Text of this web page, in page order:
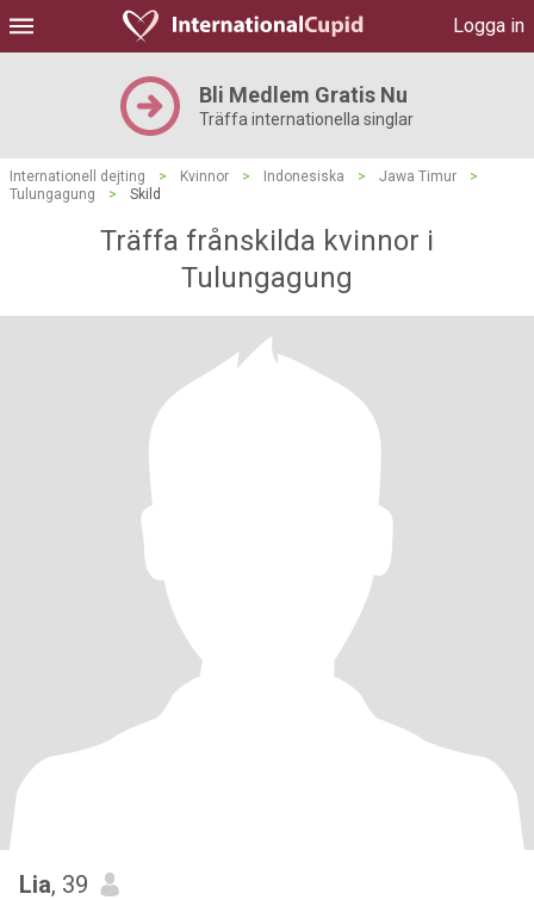
Logga in
Bli Medlem Gratis Nu
Träffa internationella singlar
Internationell dejting > Kvinnor > Indonesiska > Jawa Timur
>
Tulungagung
> Skild
Träffa frånskilda kvinnor i
Tulungagung
Lia, 39